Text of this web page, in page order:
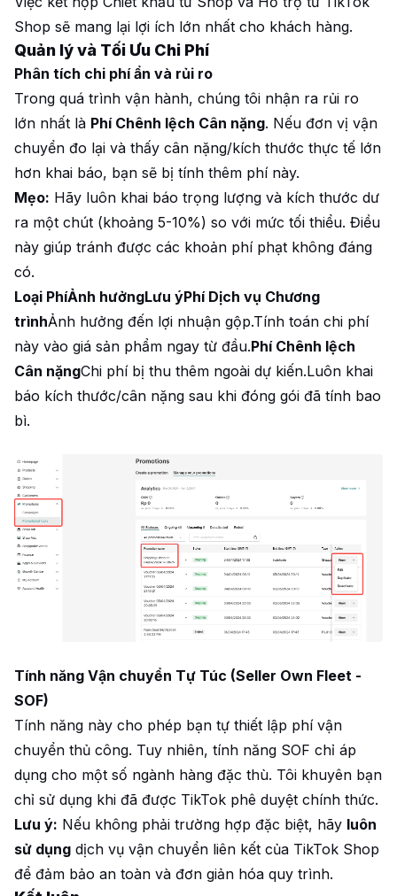
Shop sẽ mang lại lợi ích lớn nhất cho khách hàng.
Quản lý và Tối Ưu Chi Phí
Phân tích chi phí ẩn và rủi ro
Trong quá trình vận hành, chúng tôi nhận ra rủi ro
lớn nhất là Phí Chênh lệch Cân nặng. Nếu đơn vị vận
chuyển đo lại và thấy cân nặng/kích thước thực tế lớn
hơn khai báo, bạn sẽ bị tính thêm phí này.
Mẹo: Hãy luôn khai báo trọng lượng và kích thước dư
ra một chút (khoảng 5-10%) so với mức tối thiểu. Điều
này giúp tránh được các khoản phí phạt không đáng
có.
Loại PhíẢnh hưởngLưu ýPhí Dịch vụ Chương
trìnhẢnh hưởng đến lợi nhuận gộp.Tính toán chi phí
này vào giá sản phẩm ngay từ đầu.Phí Chênh lệch
Cân nặngChi phí bị thu thêm ngoài dự kiến.Luôn khai
báo kích thước/cân nặng sau khi đóng gói đã tính bao
bì.
Tính năng Vận chuyển Tự Túc (Seller Own Fleet -
SOF)
Tính năng này cho phép bạn tự thiết lập phí vận
chuyển thủ công. Tuy nhiên, tính năng SOF chỉ áp
dụng cho một số ngành hàng đặc thù. Tôi khuyên bạn
chỉ sử dụng khi đã được TikTok phê duyệt chính thức.
Lưu ý: Nếu không phải trường hợp đặc biệt, hãy luôn
sử dụng dịch vụ vận chuyển liên kết của TikTok Shop
để đảm bảo an toàn và đơn giản hóa quy trình.